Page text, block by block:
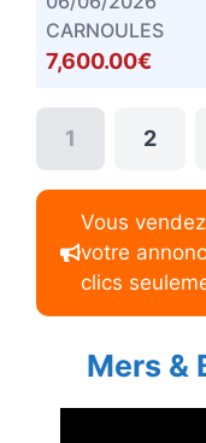
CARNOULES
7,600.00€
1 2
Vous
votre
clics
Mers &